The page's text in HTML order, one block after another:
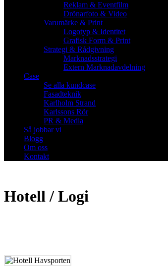
Reklam & Eventfilm
Drönarfoto & Video
Varumärke & Print
Logotyp & Identitet
Grafisk Form & Print
Strategi & Rådgivning
Marknadsstrategi
Extern Marknadavdelning
Case
Se alla kundcase
Fasadteknik
Karlholm Strand
Karlssons Rör
PR & Media
Så jobbar vi
Blogg
Om oss
Kontakt
Hotell / Logi